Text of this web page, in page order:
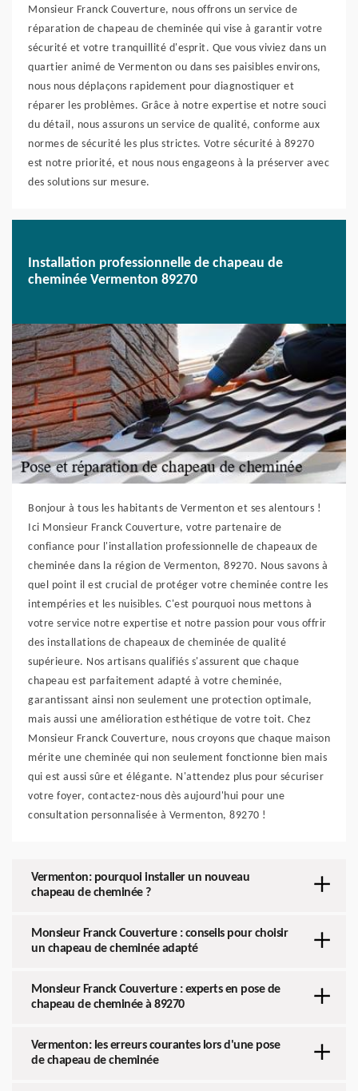
Monsieur Franck Couverture, nous offrons un service de
réparation de chapeau de cheminée qui vise à garantir votre
sécurité et votre tranquillité d'esprit. Que vous viviez dans un
quartier animé de Vermenton ou dans ses paisibles environs,
nous nous déplaçons rapidement pour diagnostiquer et
réparer les problèmes. Grâce à notre expertise et notre souci
du détail, nous assurons un service de qualité, conforme aux
normes de sécurité les plus strictes. Votre sécurité à 89270
est notre priorité, et nous nous engageons à la préserver avec
des solutions sur mesure.
Installation professionnelle de chapeau de
cheminée Vermenton 89270
Bonjour à tous les habitants de Vermenton et ses alentours !
Ici Monsieur Franck Couverture, votre partenaire de
confiance pour l'installation professionnelle de chapeaux de
cheminée dans la région de Vermenton, 89270. Nous savons à
quel point il est crucial de protéger votre cheminée contre les
intempéries et les nuisibles. C'est pourquoi nous mettons à
votre service notre expertise et notre passion pour vous offrir
des installations de chapeaux de cheminée de qualité
supérieure. Nos artisans qualifiés s'assurent que chaque
chapeau est parfaitement adapté à votre cheminée,
garantissant ainsi non seulement une protection optimale,
mais aussi une amélioration esthétique de votre toit. Chez
Monsieur Franck Couverture, nous croyons que chaque maison
mérite une cheminée qui non seulement fonctionne bien mais
qui est aussi sûre et élégante. N'attendez plus pour sécuriser
votre foyer, contactez-nous dès aujourd'hui pour une
consultation personnalisée à Vermenton, 89270 !
Vermenton: pourquoi installer un nouveau
chapeau de cheminée ?
Monsieur Franck Couverture : conseils pour choisir
un chapeau de cheminée adapté
Monsieur Franck Couverture : experts en pose de
chapeau de cheminée à 89270
Vermenton: les erreurs courantes lors d'une pose
de chapeau de cheminée